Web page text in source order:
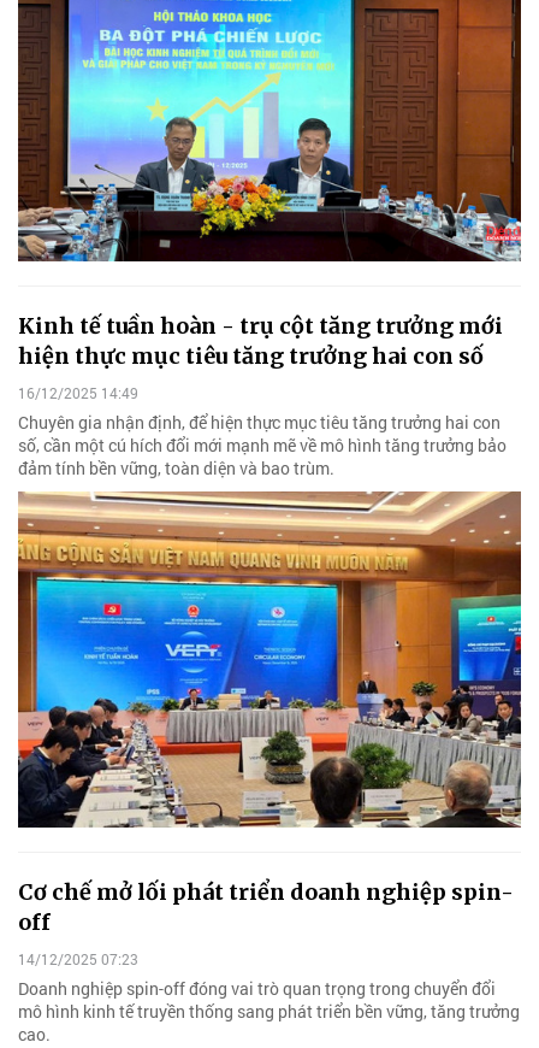
Kinh tế tuần hoàn - trụ cột tăng trưởng mới
hiện thực mục tiêu tăng trưởng hai con số
16/12/2025 14:49
Chuyên gia nhận định, để hiện thực mục tiêu tăng trưởng hai con
số, cần một cú hích đổi mới mạnh mẽ về mô hình tăng trưởng bảo
đảm tính bền vững, toàn diện và bao trùm.
Cơ chế mở lối phát triển doanh nghiệp spin-
off
14/12/2025 07:23
Doanh nghiệp spin-off đóng vai trò quan trọng trong chuyển đổi
mô hình kinh tế truyền thống sang phát triển bền vững, tăng trưởng
cao.